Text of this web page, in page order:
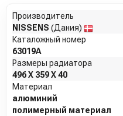
Производитель
NISSENS (Дания)
Каталожный номер
63019A
Размеры радиатора
496 X 359 X 40
Материал
алюминий
полимерный материал